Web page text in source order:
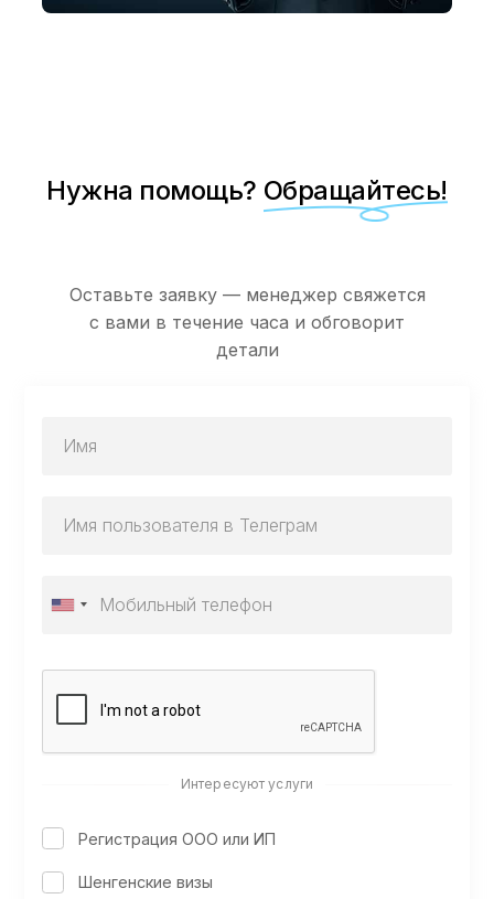
Нужна помощь? Обращайтесь!
Оставьте заявку — менеджер свяжется
с вами в течение часа и обговорит
детали
Интересуют услуги
Регистрация ООО или ИП
Шенгенские визы